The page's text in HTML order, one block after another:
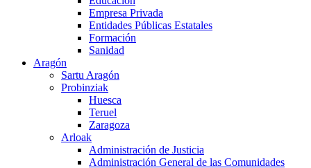
Empresa Privada
Entidades Públicas Estatales
Formación
Sanidad
Aragón
Sartu Aragón
Probinziak
Huesca
Teruel
Zaragoza
Arloak
Administración de Justicia
Administración General de las Comunidades